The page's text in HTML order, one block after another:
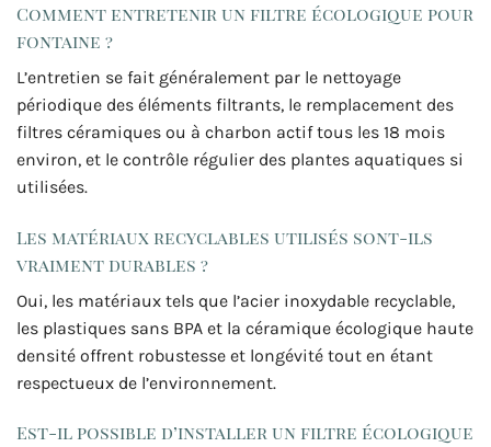
Comment entretenir un filtre écologique pour
fontaine ?
L’entretien se fait généralement par le nettoyage
périodique des éléments filtrants, le remplacement des
filtres céramiques ou à charbon actif tous les 18 mois
environ, et le contrôle régulier des plantes aquatiques si
utilisées.
Les matériaux recyclables utilisés sont-ils
vraiment durables ?
Oui, les matériaux tels que l’acier inoxydable recyclable,
les plastiques sans BPA et la céramique écologique haute
densité offrent robustesse et longévité tout en étant
respectueux de l’environnement.
Est-il possible d’installer un filtre écologique